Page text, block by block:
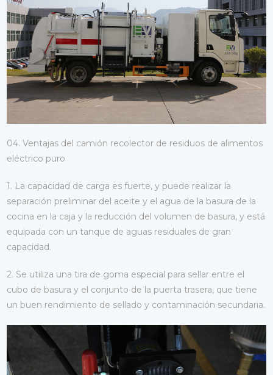
04. Ventajas del camión recolector de residuos de alimentos
eléctrico puro
1. La capacidad de carga es fuerte, y puede realizar la
separación preliminar del aceite y el agua de la basura de la
cocina en la caja y la reducción del volumen de basura, y está
equipada con un tanque de aguas residuales de gran
capacidad.
2. Se utiliza una tira de goma especial para sellar entre el
cubo de basura y el conjunto de la puerta trasera, que tiene
un buen rendimiento de sellado y contaminación secundaria.